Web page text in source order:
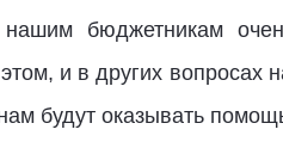
бюджетникам
и в других
будут оказывать